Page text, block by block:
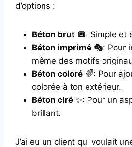
d’options :
Béton brut 🔲: Simple et
Béton imprimé 🎭: Pour
même des motifs
Béton coloré 🌈: Pour
colorée à ton extérieur.
Béton ciré ✨: Pour un
brillant.
J’ai eu un client qui voulait